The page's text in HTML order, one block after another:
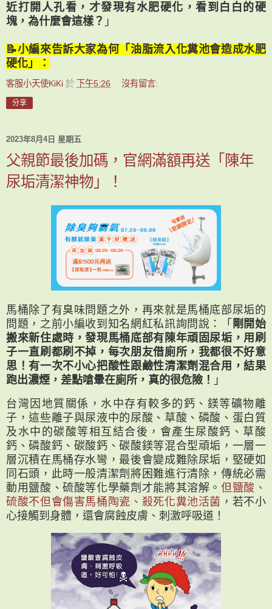
近打開人孔看，才發現有水肥硬化，看到白白的硬
塊，為什麼會這樣？ 」
📝小編來告訴大家為何「油脂流入化糞池會造成水肥
硬化」：
客服小天使KiKi 於 下午5:26 沒有留言:
分享
2023年8月4日 星期五
父親節最後加碼，官網滿額再送「陳年
尿垢清潔神物」！
馬桶除了有臭味問題之外，再來就是馬桶底部尿垢的
問題，之前小編收到知名網紅私訊詢問說：「 剛開始
搬來新住處時，發現馬桶底部有陳年頑固尿垢，用刷
子一直刷都刷不掉，每次朋友借廁所，我都很不好意
思！有一次不小心把酸性跟鹼性清潔劑混合用，結果
跑出濃煙，差點嗆暈在廁所，真的很危險！ 」
台灣因地質關係，水中存有較多的鈣、鎂等礦物離
子，這些離子與尿液中的尿酸、草酸、磷酸、蛋白質
及水中的碳酸等相互結合後，會產生尿酸鈣、草酸
鈣、磷酸鈣、碳酸鈣、碳酸鎂等混合型頑垢，一層一
層沉積在馬桶存水彎，最後會變成難除尿垢，堅硬如
同石頭，此時一般清潔劑將困難進行清除，傳統必需
動用鹽酸、硫酸等化學藥劑才能將其溶解。但鹽酸、
硫酸不但會傷害馬桶陶瓷、殺死化糞池活菌 ，若不小
心接觸到身體，還會腐蝕皮膚、刺激呼吸道！